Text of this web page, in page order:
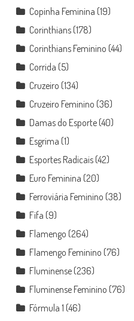
Copinha Feminina (19)
Corinthians(178)
Corinthians Feminino (44)
Corrida (5)
Cruzeiro (134)
Cruzeiro Feminino (36)
Damas do Esporte(40)
Esgrima (1)
Esportes Radicais(42)
Euro Feminina (20)
Ferroviária Feminino (38)
Fifa (9)
Flamengo (264)
Flamengo Feminino (76)
Fluminense(236)
Fluminense Feminino (76)
Fórmula 1 (46)